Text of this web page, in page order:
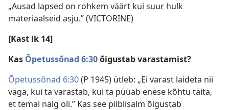
„Ausad lapsed on rohkem väärt kui suur hulk
materiaalseid asju.” (VICTORINE)
[Kast lk 14]
Kas Õpetussõnad 6:30õigustab varastamist?
Õpetussõnad 6:30(P 1945) ütleb: „Ei varast laideta nii
väga, kui ta varastab, kui ta püüab enese kõhtu täita,
et temal nälg oli.” Kas see piiblisalm õigustab